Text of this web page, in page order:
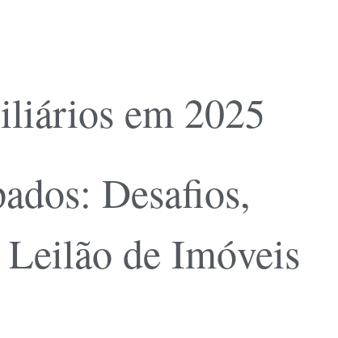
em 2025
Desafios,
de Imóveis